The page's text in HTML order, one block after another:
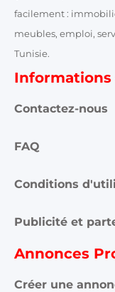
facilement :
meubles, emploi,
Tunisie.
Contactez-nous
FAQ
Conditions
Publicité et
Annonces
Créer une